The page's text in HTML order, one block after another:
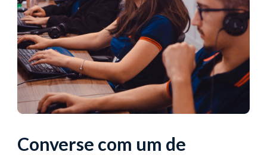
Converse com um de